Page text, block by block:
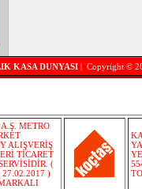
KASA DUNYASI | Copyright ©
METRO
ALIŞVERİŞ
TİCARET
(
27.02.2017 )